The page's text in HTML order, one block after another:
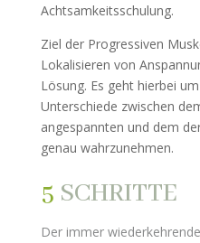
Achtsamkeitsschulung.
Ziel der Progressiven
Lokalisieren von
Lösung. Es geht hierbei
Unterschiede zwischen
angespannten und dem
genau wahrzunehmen.
5 SCHRITTE
Der immer